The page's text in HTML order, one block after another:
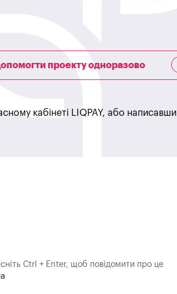
проекту одноразово
кабінеті LIQPAY, або написавши
Ctrl + Enter, щоб повідомити про це